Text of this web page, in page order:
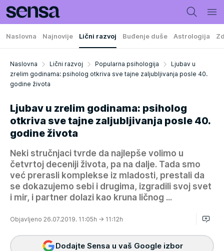
Naslovna Najnovije Lični razvoj Buđenje duše Astrologija
Naslovna Lični razvoj Popularna psihologija
Ljubav u
zrelim godinama: psiholog otkriva sve tajne zaljubljivanja posle 40.
godine života
Ljubav u zrelim godinama: psiholog
otkriva sve tajne zaljubljivanja posle 40.
godine života
Neki stručnjaci tvrde da najlepše volimo u
četvrtoj deceniji života, pa na dalje. Tada smo
već prerasli komplekse iz mladosti, prestali da
se dokazujemo sebi i drugima, izgradili svoj svet
i mir, i partner dolazi kao kruna ličnog ...
Objavljeno 26.07.2019. 11:05h → 11:12h
Dodajte Sensa u vaš Google izbor